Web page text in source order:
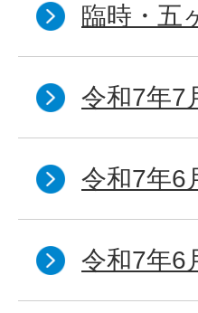
臨時・五
令和7年7
令和7年6
令和7年6